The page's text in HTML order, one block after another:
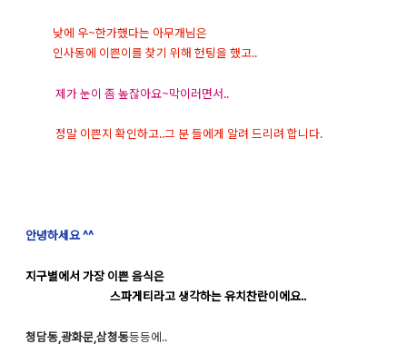
낮에 우~한가했다는 아무개님은
인사동에 이쁜이를 찾기 위해 헌팅을 했고..
제가 눈이 좀 높잖아요~막이러면서..
정말 이쁜지 확인하고..그 분 들에게 알려 드리려 합니다.
안녕하세요 ^^
지구별에서 가장 이쁜 음식은
스파게티라고 생각하는 유치찬란이에요..
청담동,광화문,삼청동등등에..